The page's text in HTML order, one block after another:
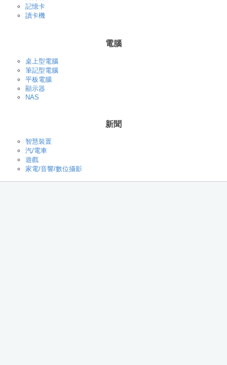
記憶卡
讀卡機
電腦
桌上型電腦
筆記型電腦
平板電腦
顯示器
NAS
新聞
智慧裝置
汽/電車
遊戲
家電/音響/數位攝影